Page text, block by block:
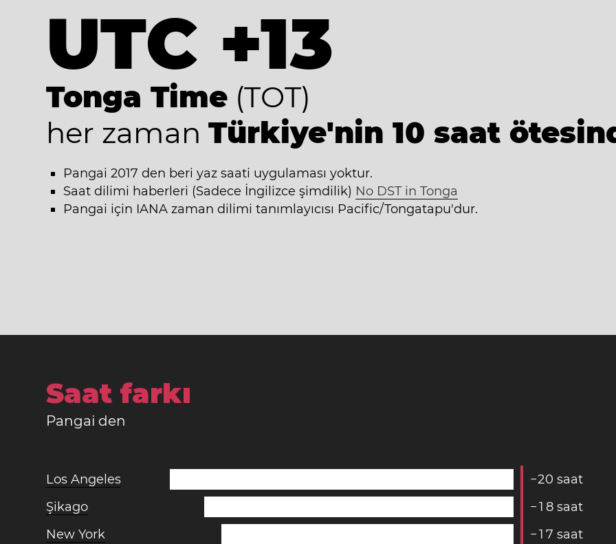
UTC +13
Tonga Time (TOT)
her zaman Türkiye'nin 10 saat
Pangai 2017 den beri yaz saati uygulaması yoktur.
Saat dilimi haberleri (Sadece İngilizce şimdilik) No DST in Tonga
Pangai için IANA zaman dilimi tanımlayıcısı Pacific/Tongatapu'dur.
Saat farkı
Pangai den
Los Angeles −20 saat
Şikago
−1 8 saat
New York
−1 7 saat